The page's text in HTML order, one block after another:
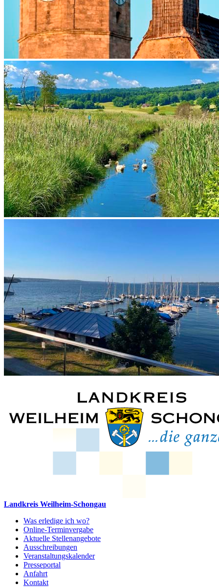
Landkreis Weilheim-Schongau
Was erledige ich wo?
Online-Terminvergabe
Aktuelle Stellenangebote
Ausschreibungen
Veranstaltungskalender
Presseportal
Anfahrt
Kontakt